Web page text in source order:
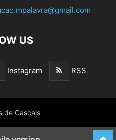
US
Instagram RSS
de Cascais